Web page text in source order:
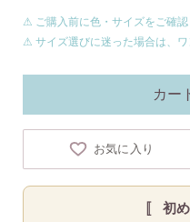
⚠ ご購入前に色・サイズをご確
⚠ サイズ選びに迷った場合は、
カー
お気に入り
〚 初